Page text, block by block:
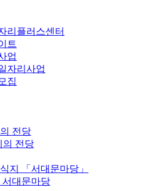
리플러스센터
트
업
자리사업
집
전당
의 전당
지 「서대문마당」
서대문마당